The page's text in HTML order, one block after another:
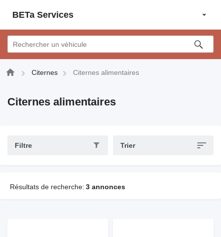
BETa Services
Citernes Citernes alimentaires
Citernes alimentaires
Filtre Trier
Résultats de recherche: 3 annonces